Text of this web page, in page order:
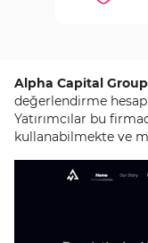
Alpha Capital Group
değerlendirme
Yatırımcılar bu
kullanabilmekte ve